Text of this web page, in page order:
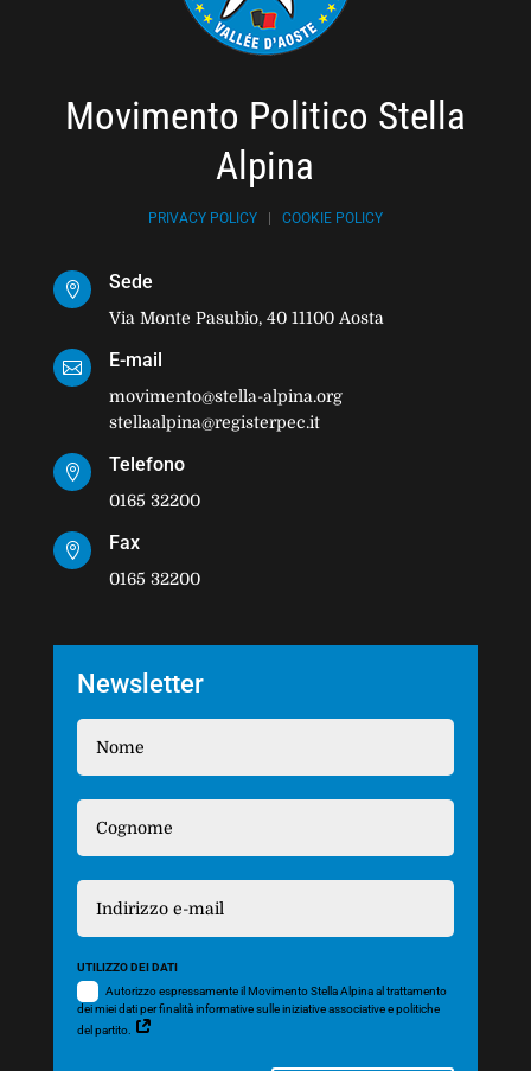
Movimento Politico Stella
Alpina
PRIVACY POLICY| COOKIE POLICY
 Sede
Via Monte Pasubio, 40 11100 Aosta
 E-mail
movimento@stella-alpina.org
stellaalpina@registerpec.it
 Telefono
0165 32200
 Fax
0165 32200
Newsletter
UTILIZZO DEI DATI
Autorizzo espressamente il Movimento Stella Alpina al trattamento
dei miei dati per finalità informative sulle iniziative associative e politiche
del partito.